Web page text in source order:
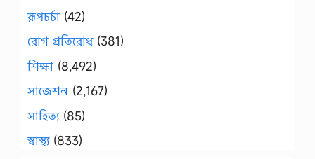
রূপচর্চা (42)
রোগ প্রতিরোধ(381)
শিক্ষা (8,492)
সাজেশন (2,167)
সাহিত্য(85)
স্বাস্থ্য(833)